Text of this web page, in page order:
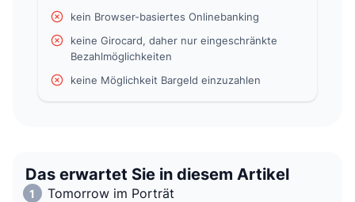
kein Browser-basiertes Onlinebanking
keine Girocard, daher nur eingeschränkte
Bezahlmöglichkeiten
keine Möglichkeit Bargeld einzuzahlen
Das erwartet Sie in diesem Artikel
Tomorrow im Porträt